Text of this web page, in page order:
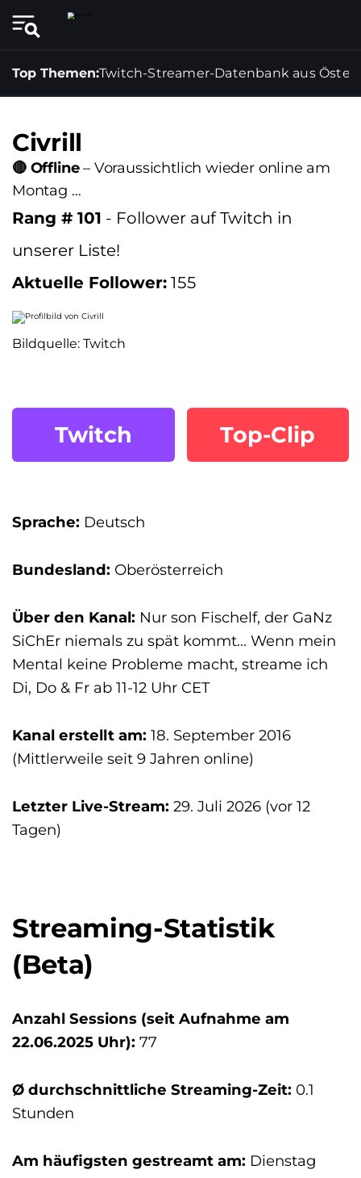
Top Themen:Twitch-Streamer-Datenbank aus
Civrill
🔴 Offline– Voraussichtlich wieder online am
Montag …
Rang # 101 - Follower auf Twitch in
unserer Liste!
Aktuelle Follower: 155
Bildquelle: Twitch
Twitch Top-Clip
Sprache: Deutsch
Bundesland: Oberösterreich
Über den Kanal: Nur son Fischelf, der GaNz
SiChEr niemals zu spät kommt... Wenn mein
Mental keine Probleme macht, streame ich
Di, Do & Fr ab 11-12 Uhr CET
Kanal erstellt am: 18. September 2016
(Mittlerweile seit 9 Jahren online)
Letzter Live-Stream: 29. Juli 2026 (vor 12
Tagen)
Streaming-Statistik
(Beta)
Anzahl Sessions (seit Aufnahme am
22.06.2025 Uhr): 77
Ø durchschnittliche Streaming-Zeit: 0.1
Stunden
Am häufigsten gestreamt am: Dienstag